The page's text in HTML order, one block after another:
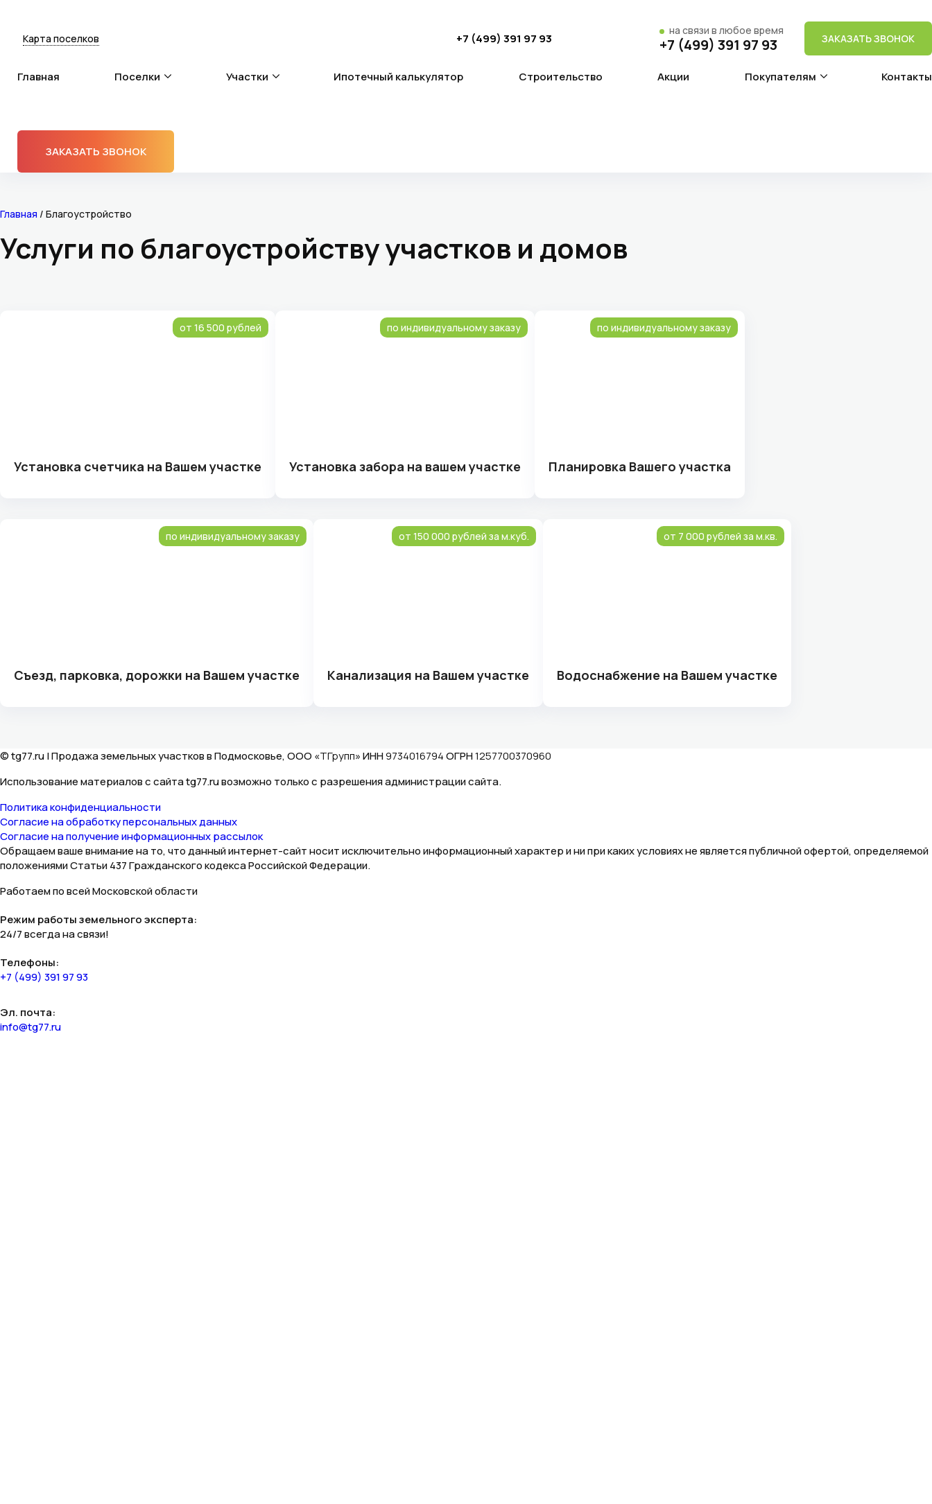
Карта поселков +7 (499) 391 97 93
на связи в любое время
+7 (499) 391 97 93 ЗАКАЗАТЬ ЗВОНОК
Главная Поселки Участки Ипотечный калькулятор Строительство Акции Покупателям Контакты
ЗАКАЗАТЬ ЗВОНОК
Главная / Благоустройство
Услуги по благоустройству участков и домов
от 16 500 рублей
Установка счетчика на Вашем участке
по индивидуальному заказу
Установка забора на вашем участке
по индивидуальному заказу
Планировка Вашего участка
по индивидуальному заказу
Съезд, парковка, дорожки на Вашем участке
от 150 000 рублей за м.куб.
Канализация на Вашем участке
от 7 000 рублей за м.кв.
Водоснабжение на Вашем участке
© tg77.ru | Продажа земельных участков в Подмосковье, ООО «ТГрупп» ИНН9734016794ОГРН1257700370960
Использование материалов с сайта tg77.ru возможно только с разрешения администрации сайта.
Политика конфиденциальности
Согласие на обработку персональных данных
Согласие на получение информационных рассылок
Обращаем ваше внимание на то, что данный интернет-сайт носит исключительно информационный характер и ни при каких условиях не является публичной офертой, определяемой
положениями Статьи 437 Гражданского кодекса Российской Федерации.
Работаем по всей Московской области
Режим работы земельного эксперта:
24/7 всегда на связи!
Телефоны:
+7 (499) 391 97 93
Эл. почта:
info@tg77.ru